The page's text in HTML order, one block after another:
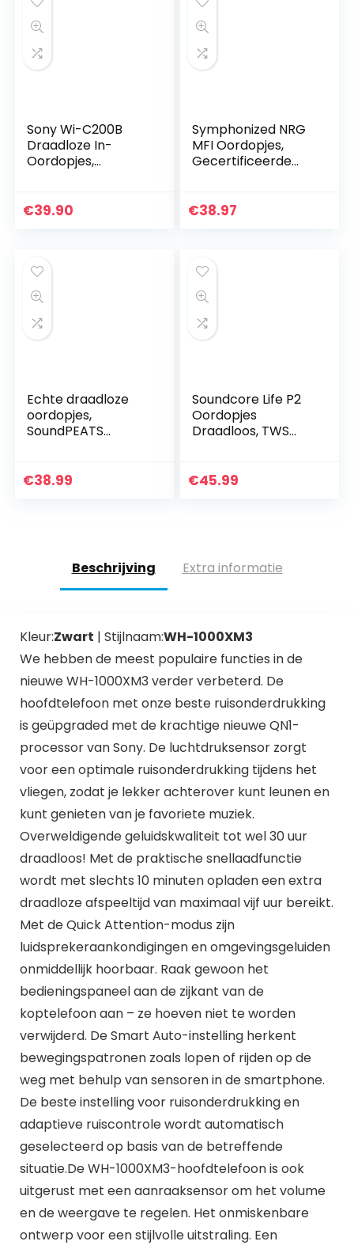
Sony Wi-C200B
Draadloze In-
Oordopjes,
Magnetische
€39.90
Symphonized NRG
MFI Oordopjes,
Gecertificeerde
Premium Echte
€38.97
Echte draadloze
oordopjes,
SoundPEATS
koptelefoon in-ear
€38.99
Soundcore Life P2
Oordopjes
Draadloos, TWS
cVc 8.0
€45.99
Beschrijving Extra informatie
Kleur:Zwart | Stijlnaam:WH-1000XM3
We hebben de meest populaire functies in de
nieuwe WH-1000XM3 verder verbeterd. De
hoofdtelefoon met onze beste ruisonderdrukking
is geüpgraded met de krachtige nieuwe QN1-
processor van Sony. De luchtdruksensor zorgt
voor een optimale ruisonderdrukking tijdens het
vliegen, zodat je lekker achterover kunt leunen en
kunt genieten van je favoriete muziek.
Overweldigende geluidskwaliteit tot wel 30 uur
draadloos! Met de praktische snellaadfunctie
wordt met slechts 10 minuten opladen een extra
draadloze afspeeltijd van maximaal vijf uur bereikt.
Met de Quick Attention-modus zijn
luidsprekeraankondigingen en omgevingsgeluiden
onmiddellijk hoorbaar. Raak gewoon het
bedieningspaneel aan de zijkant van de
koptelefoon aan – ze hoeven niet te worden
verwijderd. De Smart Auto-instelling herkent
bewegingspatronen zoals lopen of rijden op de
weg met behulp van sensoren in de smartphone.
De beste instelling voor ruisonderdrukking en
adaptieve ruiscontrole wordt automatisch
geselecteerd op basis van de betreffende
situatie.De WH-1000XM3-hoofdtelefoon is ook
uitgerust met een aanraaksensor om het volume
en de weergave te regelen. Het onmiskenbare
ontwerp voor een stijlvolle uitstraling. Een